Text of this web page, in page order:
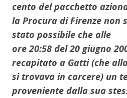
cento del pacchetto
la Procura di Firenze non
stato possibile che alle
ore 20:58 del 20 giugno
recapitato a Gatti (che
si trovava in carcere) un
proveniente dalla sua